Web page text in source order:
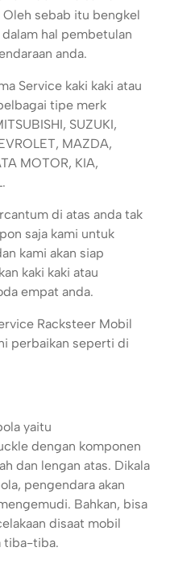
sebab itu bengkel
hal pembetulan
anda.
Service kaki kaki atau
tipe merk
SUZUKI,
MAZDA,
MOTOR, KIA,
di atas anda tak
saja kami untuk
kami akan siap
kaki kaki atau
empat anda.
Racksteer Mobil
perbaikan seperti di
yaitu
dengan komponen
dan lengan atas. Dikala
pengendara akan
Bahkan, bisa
disaat mobil
tiba-tiba.